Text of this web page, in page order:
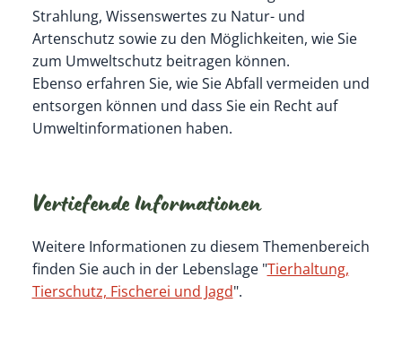
Strahlung, Wissenswertes zu Natur- und
Artenschutz sowie zu den Möglichkeiten, wie Sie
zum Umweltschutz beitragen können.
Ebenso erfahren Sie, wie Sie Abfall vermeiden und
entsorgen können und dass Sie ein Recht auf
Umweltinformationen haben.
Vertiefende Informationen
Weitere Informationen zu diesem Themenbereich
finden Sie auch in der Lebenslage "Tierhaltung,
Tierschutz, Fischerei und Jagd".